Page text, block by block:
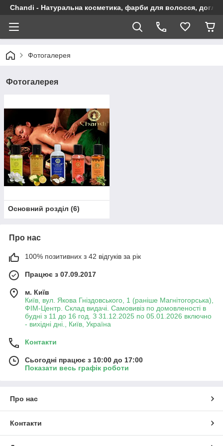
Chandi - Натуральна косметика, фарби для волосся,
Фотогалерея
Фотогалерея
Основний розділ (6)
Про нас
100% позитивних з 42 відгуків за рік
Працює з 07.09.2017
м. Київ
Київ, вул. Якова Гніздовського, 1 (раніше Магнітогорська),
ФІМ-Центр. Склад видачі. Самовивіз по домовленості в
будні з 11 до 16 год. З 31.12.2025 по 05.01.2026 включно
- вихідні дні., Київ, Україна
Контакти
Сьогодні працює з 10:00 до 17:00
Показати весь графік роботи
Про нас
Контакти